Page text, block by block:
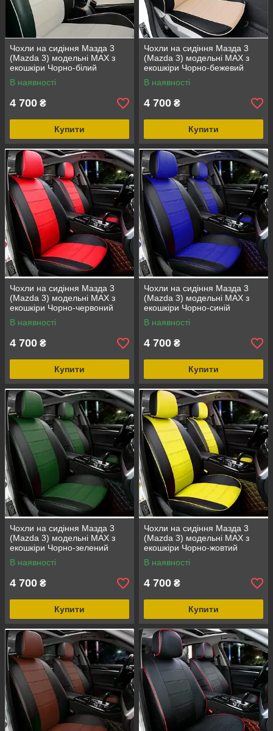
Чохли на сидіння Мазда 3
(Mazda 3) модельні MAX з
екошкіри Чорно-білий
В наявності
4 700 ₴
Купити
Чохли на сидіння Мазда 3
(Mazda 3) модельні MAX з
екошкіри Чорно-бежевий
В наявності
4 700 ₴
Купити
Чохли на сидіння Мазда 3
(Mazda 3) модельні MAX з
екошкіри Чорно-червоний
В наявності
4 700 ₴
Купити
Чохли на сидіння Мазда 3
(Mazda 3) модельні MAX з
екошкіри Чорно-синій
В наявності
4 700 ₴
Купити
Чохли на сидіння Мазда 3
(Mazda 3) модельні MAX з
екошкіри Чорно-зелений
В наявності
4 700 ₴
Купити
Чохли на сидіння Мазда 3
(Mazda 3) модельні MAX з
екошкіри Чорно-жовтий
В наявності
4 700 ₴
Купити